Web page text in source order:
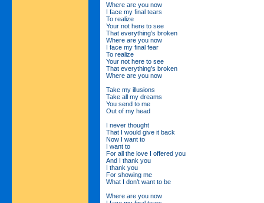
Where are you now
I face my final tears
To realize
Your not here to see
That everything’s broken
Where are you now
I face my final fear
To realize
Your not here to see
That everything’s broken
Where are you now
Take my illusions
Take all my dreams
You send to me
Out of my head
I never thought
That I would give it back
Now I want to
I want to
For all the love I offered you
And I thank you
I thank you
For showing me
What I don’t want to be
Where are you now